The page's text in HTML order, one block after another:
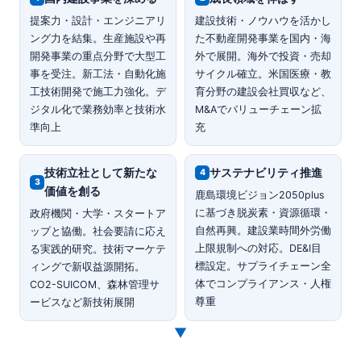
提案力・設計・エンジニアリ
ング力を結集。生産施設や再
開発事業の重点分野で大型工
事を受注。新工法・自動化施
工技術開発で施工力強化。デ
ジタル化で業務効率と技術水
準向上
建設技術・ノウハウを活かし
た不動産開発事業を国内・海
外で展開。海外で投資・売却
サイクル確立。米国医療・教
育分野の建設会社買収など、
M&Aでバリューチェーン拡
充
3
技術立社として新たな
価値を創る
政府機関・大学・スタートア
ップと協働。社会要請に応え
る実践的研究。技術マーケテ
ィングで新収益源開拓。
CO2-SUICOM、森林管理サ
ービスなど新技術展開
4 サステナビリティ推進
鹿島環境ビジョン2050plus
に基づき脱炭素・資源循環・
自然再興。建設業時間外労働
上限規制への対応。DE&I目
標設定。サプライチェーン全
体でコンプライアンス・人権
尊重
▼